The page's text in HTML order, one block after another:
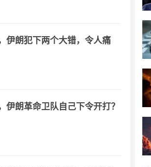
伊朗犯下两个大错，令人痛
伊朗革命卫队自己下令开打？